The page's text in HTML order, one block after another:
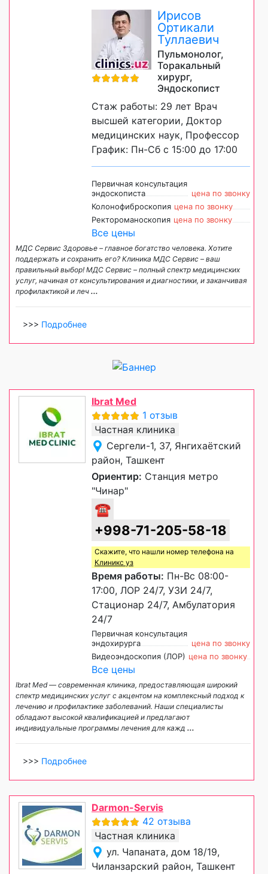
Ирисов
Ортикали
Туллаевич
Пульмонолог,
Торакальный
хирург,
Эндоскопист
Стаж работы: 29 лет Врач
высшей категории, Доктор
медицинских наук, Профессор
График: Пн-Сб с 15:00 до 17:00
Первичная консультация
эндоскописта
цена по звонку
Колонофиброскопия цена по звонку
Ректороманоскопия цена по звонку
Все цены
МДС Сервис Здоровье – главное богатство человека. Хотите
поддержать и сохранить его? Клиника МДС Сервис – ваш
правильный выбор! МДС Сервис – полный спектр медицинских
услуг, начиная от консультирования и диагностики, и заканчивая
профилактикой и леч ...
>>> Подробнее
Ibrat Med
1 отзыв
Частная клиника
Сергели-1, 37, Янгихаётский
район, Ташкент
Ориентир: Станция метро
"Чинар"
☎
+998-71-205-58-18
Скажите, что нашли номер телефона на
Клиникс уз
Время работы: Пн-Вс 08:00-
17:00, ЛОР 24/7, УЗИ 24/7,
Стационар 24/7, Амбулатория
24/7
Первичная консультация
эндохирурга
цена по звонку
Видеоэндоскопия (ЛОР) цена по звонку
Все цены
Ibrat Med — современная клиника, предоставляющая широкий
спектр медицинских услуг с акцентом на комплексный подход к
лечению и профилактике заболеваний. Наши специалисты
обладают высокой квалификацией и предлагают
индивидуальные программы лечения для кажд ...
>>> Подробнее
Darmon-Servis
42 отзыва
Частная клиника
ул. Чапаната, дом 18/19,
Чиланзарский район, Ташкент